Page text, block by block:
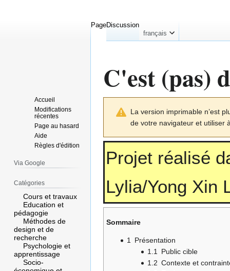
C'est (pas)
navigation
recherche
La version imprimable n’est
de votre navigateur et utiliser
Projet réalisé
Lylia/Yong Xin
Sommaire
1 Présentation
1.1 Public cible
1.2 Contexte et
PageDiscussion
français
Accueil
Modifications
récentes
Page au hasard
Aide
Règles d'édition
Via Google
Catégories
Cours et travaux
Education et
pédagogie
Méthodes de
design et de
recherche
Psychologie et
apprentissage
Socio-